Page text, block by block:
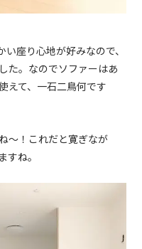
座り心地が好みなので、
た。なのでソファーはあ
えて、一石二鳥何です
〜！これだと寛ぎなが
ね。